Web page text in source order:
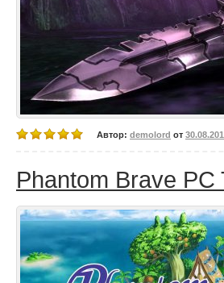
Автор: demolord от
Phantom Brave